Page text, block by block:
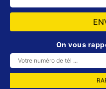
On vous